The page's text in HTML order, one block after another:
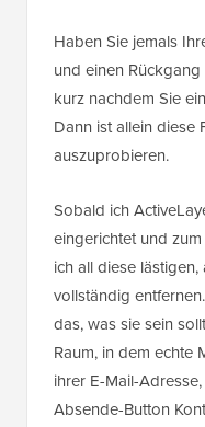
Haben Sie jemals
und einen
kurz nachdem Sie
Dann ist allein diese
auszuprobieren.
Sobald ich
eingerichtet und
ich all diese
vollständig
das, was sie sein
Raum, in dem echte
ihrer E-Mail-
Absende-Button